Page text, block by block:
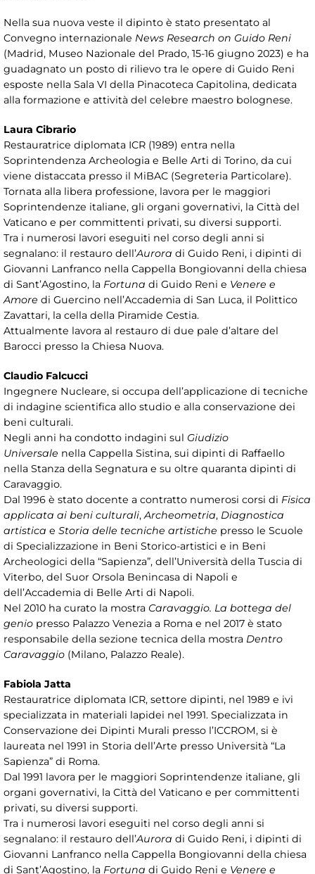
Nella sua nuova veste il dipinto è stato presentato al
Convegno internazionale News Research on Guido Reni
(Madrid, Museo Nazionale del Prado, 15-16 giugno 2023) e ha
guadagnato un posto di rilievo tra le opere di Guido Reni
esposte nella Sala VI della Pinacoteca Capitolina, dedicata
alla formazione e attività del celebre maestro bolognese.
Laura Cibrario
Restauratrice diplomata ICR (1989) entra nella
Soprintendenza Archeologia e Belle Arti di Torino, da cui
viene distaccata presso il MiBAC (Segreteria Particolare).
Tornata alla libera professione, lavora per le maggiori
Soprintendenze italiane, gli organi governativi, la Città del
Vaticano e per committenti privati, su diversi supporti.
Tra i numerosi lavori eseguiti nel corso degli anni si
segnalano: il restauro dell’Aurora di Guido Reni, i dipinti di
Giovanni Lanfranco nella Cappella Bongiovanni della chiesa
di Sant’Agostino, la Fortuna di Guido Reni e Venere e
Amore di Guercino nell’Accademia di San Luca, il Polittico
Zavattari, la cella della Piramide Cestia.
Attualmente lavora al restauro di due pale d’altare del
Barocci presso la Chiesa Nuova.
Claudio Falcucci
Ingegnere Nucleare, si occupa dell’applicazione di tecniche
di indagine scientifica allo studio e alla conservazione dei
beni culturali.
Negli anni ha condotto indagini sul Giudizio
Universale nella Cappella Sistina, sui dipinti di Raffaello
nella Stanza della Segnatura e su oltre quaranta dipinti di
Caravaggio.
Dal 1996 è stato docente a contratto numerosi corsi di Fisica
applicata ai beni culturali,Archeometria, Diagnostica
artistica e Storia delle tecniche artistiche presso le Scuole
di Specializzazione in Beni Storico-artistici e in Beni
Archeologici della “Sapienza”, dell’Università della Tuscia di
Viterbo, del Suor Orsola Benincasa di Napoli e
dell’Accademia di Belle Arti di Napoli.
Nel 2010 ha curato la mostra Caravaggio. La bottega del
genio presso Palazzo Venezia a Roma e nel 2017 è stato
responsabile della sezione tecnica della mostra Dentro
Caravaggio (Milano, Palazzo Reale).
Fabiola Jatta
Restauratrice diplomata ICR, settore dipinti, nel 1989 e ivi
specializzata in materiali lapidei nel 1991. Specializzata in
Conservazione dei Dipinti Murali presso l’ICCROM, si è
laureata nel 1991 in Storia dell’Arte presso Università “La
Sapienza” di Roma.
Dal 1991 lavora per le maggiori Soprintendenze italiane, gli
organi governativi, la Città del Vaticano e per committenti
privati, su diversi supporti.
Tra i numerosi lavori eseguiti nel corso degli anni si
segnalano: il restauro dell’Aurora di Guido Reni, i dipinti di
Giovanni Lanfranco nella Cappella Bongiovanni della chiesa
di Sant’Agostino, la Fortuna di Guido Reni e Venere e